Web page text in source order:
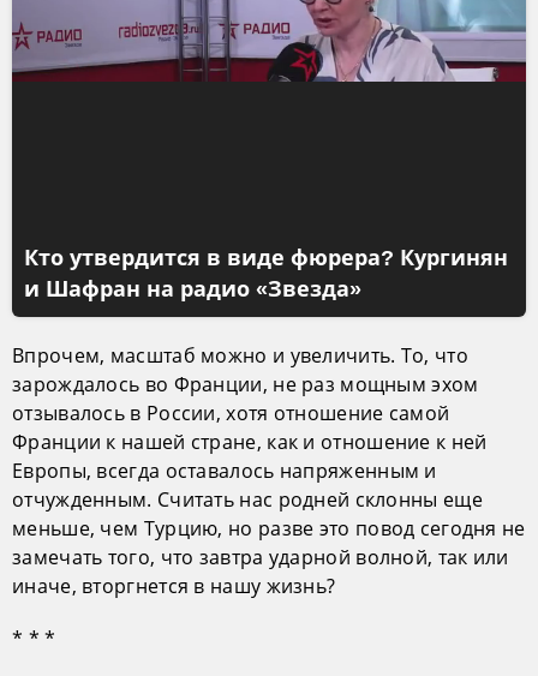
Кто утвердится в виде фюрера? Кургинян
и Шафран на радио «Звезда»
Впрочем, масштаб можно и увеличить. То, что
зарождалось во Франции, не раз мощным эхом
отзывалось в России, хотя отношение самой
Франции к нашей стране, как и отношение к ней
Европы, всегда оставалось напряженным и
отчужденным. Считать нас родней склонны еще
меньше, чем Турцию, но разве это повод сегодня не
замечать того, что завтра ударной волной, так или
иначе, вторгнется в нашу жизнь?
* * *